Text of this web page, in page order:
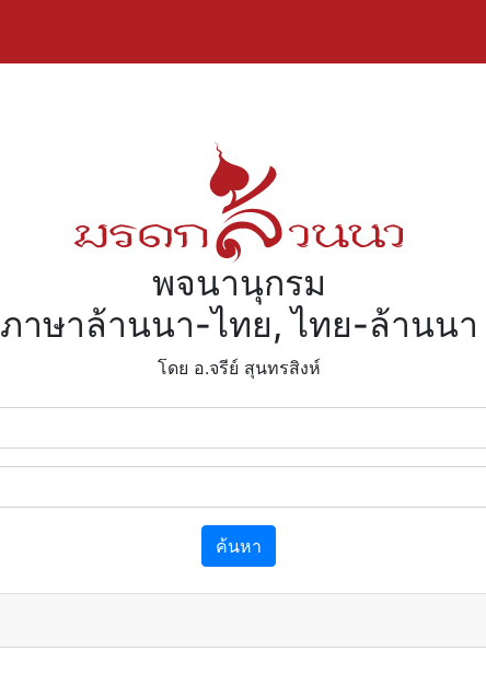
พจนานุกรม
ภาษาล้านนา-ไทย, ไทย-ล้านนา
โดย อ.จรีย์​ สุนทรสิงห์
ค้นหา